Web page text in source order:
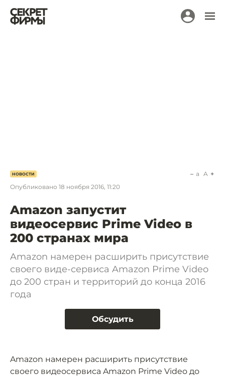
НОВОСТИ
Опубликовано 18 ноября 2016, 11:20
a A
Amazon запустит
видеосервис Prime Video в
200 странах мира
Amazon намерен расширить присутствие
своего виде-сервиса Amazon Prime Video
до 200 стран и территорий до конца 2016
года
Обсудить
Amazon намерен расширить присутствие
своего видеосервиса Amazon Prime Video до